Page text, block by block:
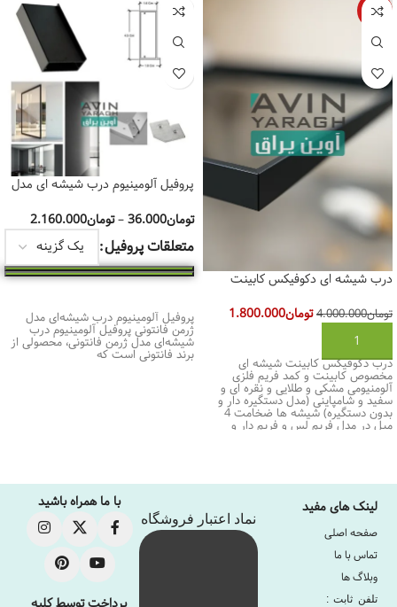
-55%
درب شیشه ای دکوفیکس کابینت
تومان4.000.000 تومان1.800.000
افزودن به سبد خرید
درب دکوفیکس کابینت شیشه ای
مخصوص کابینت و کمد فریم فلزی
آلومنیومی مشکی و طلایی و نقره ای و
سفید و شامپاینی (مدل دستگیره دار و
بدون دستگیره) شیشه ها ضخامت 4
میل در مدل فریم لس و فریم دار و
پروفیل آلومینیوم درب شیشه ای مدل
تومان36.000
–تومان2.160.000
متعلقات پروفیل
پروفیل آلومینیوم درب شیشه‌ای مدل
ژرمن فانتونی پروفیل آلومینیوم درب
شیشه‌ای مدل ژرمن فانتونی، محصولی از
برند فانتونی است که
لینک های مفید
صفحه اصلی
تماس با ما
وبلاگ ها
تلفن ثابت :
نماد اعتبار فروشگاه
با ما همراه باشید